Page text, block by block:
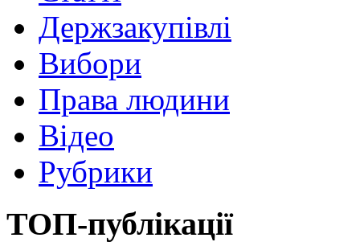
Держзакупівлі
Вибори
Права людини
Відео
Рубрики
ТОП-публікації